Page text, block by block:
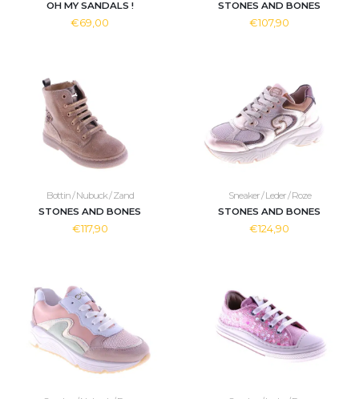
OH MY SANDALS !
€69,00
STONES AND BONES
€107,90
Bottin / Nubuck / Zand
STONES AND BONES
€117,90
Sneaker / Leder / Roze
STONES AND BONES
€124,90